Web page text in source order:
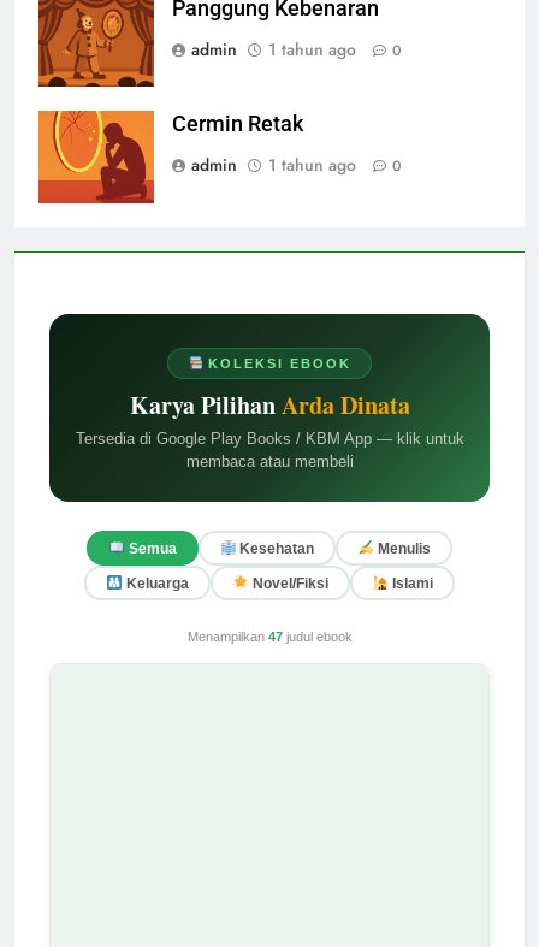
KOLEKSI EBOOK
Karya PilihanArda Dinata
Tersedia di Google Play Books / KBM App — klik untuk
membaca atau membeli
Semua Kesehatan Menulis
Keluarga Novel/Fiksi Islami
Menampilkan 47judul ebook
Panggung Kebenaran
admin
1 tahun ago 0
Cermin Retak
admin
1 tahun ago 0